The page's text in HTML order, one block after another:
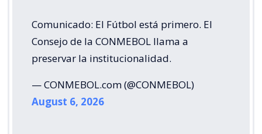
Comunicado: El Fútbol está primero. El
Consejo de la CONMEBOL llama a
preservar la institucionalidad.
— CONMEBOL.com (@CONMEBOL)
August 6, 2026